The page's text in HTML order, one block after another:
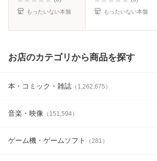
もったいない本舗 もったいない本舗
お店のカテゴリから商品を探す
本・コミック・雑誌 （ 1,262,675 ）
音楽・映像 （ 151,594）
ゲーム機・ゲームソフト （281 ）